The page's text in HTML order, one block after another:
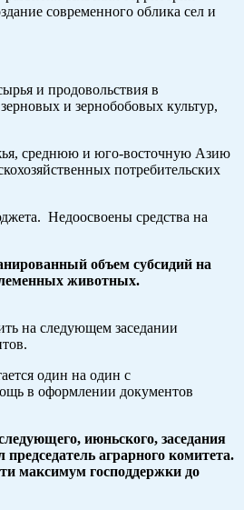
современного облика сел и
и продовольствия в
и зернобобовых культур,
среднюю и юго-восточную Азию
потребительских
Недоосвоены средства на
объем субсидий на
животных.
на следующем заседании
один на один с
в оформлении документов
июньского, заседания
аграрного комитета.
максимум господдержки до